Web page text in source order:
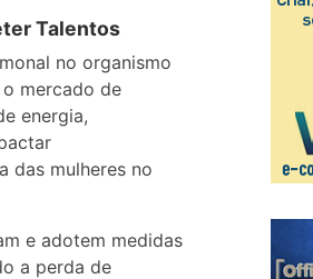
Talentos
no organismo
mercado de
energia,
das mulheres no
e adotem medidas
a perda de